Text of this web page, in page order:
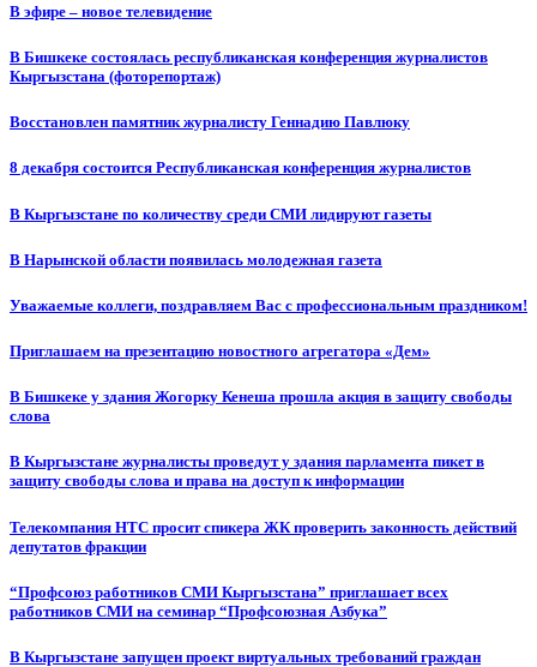
В эфире – новое телевидение
В Бишкеке состоялась республиканская конференция журналистов
Кыргызстана (фоторепортаж)
Восстановлен памятник журналисту Геннадию Павлюку
8 декабря состоится Республиканская конференция журналистов
В Кыргызстане по количеству среди СМИ лидируют газеты
В Нарынской области появилась молодежная газета
Уважаемые коллеги, поздравляем Вас с профессиональным праздником!
Приглашаем на презентацию новостного агрегатора «Дем»
В Бишкеке у здания Жогорку Кенеша прошла акция в защиту свободы
слова
В Кыргызстане журналисты проведут у здания парламента пикет в
защиту свободы слова и права на доступ к информации
Телекомпания НТС просит спикера ЖК проверить законность действий
депутатов фракции
“Профсоюз работников СМИ Кыргызстана” приглашает всех
работников СМИ на семинар “Профсоюзная Азбука”
В Кыргызстане запущен проект виртуальных требований граждан